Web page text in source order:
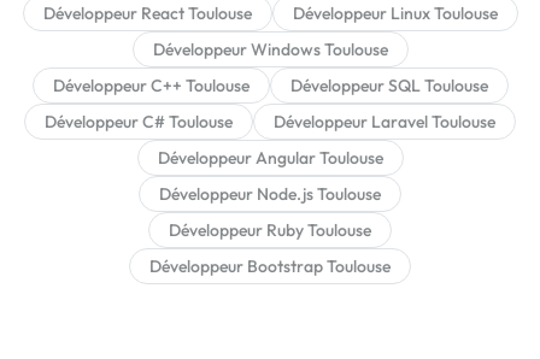
Développeur React Toulouse
Développeur Linux Toulouse
Développeur Windows Toulouse
Développeur C++ Toulouse
Développeur SQL Toulouse
Développeur C# Toulouse
Développeur Laravel Toulouse
Développeur Angular Toulouse
Développeur Node.js Toulouse
Développeur Ruby Toulouse
Développeur Bootstrap Toulouse